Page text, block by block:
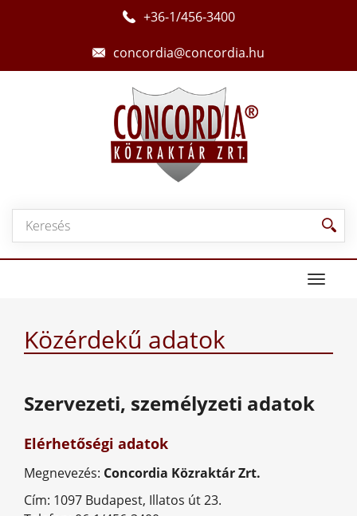
+36-1/456-3400
concordia@concordia.hu
Toggle
Közérdekű adatok
Szervezeti, személyzeti adatok
Elérhetőségi adatok
Megnevezés: Concordia Közraktár Zrt.
Cím: 1097 Budapest, Illatos út 23.